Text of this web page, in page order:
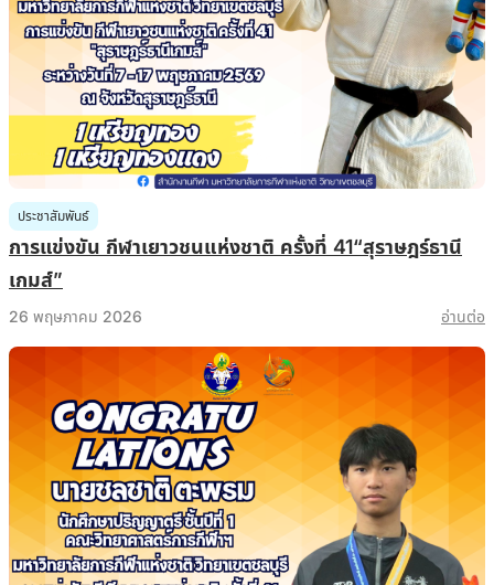
ประชาสัมพันธ์
การแข่งขัน กีฬาเยาวชนแห่งชาติ ครั้งที่ 41“สุราษฎร์ธานี
เกมส์”
26 พฤษภาคม 2026 อ่านต่อ